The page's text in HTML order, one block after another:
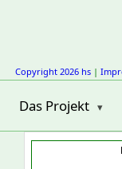
Copyright 2026 hs |
Das Projekt